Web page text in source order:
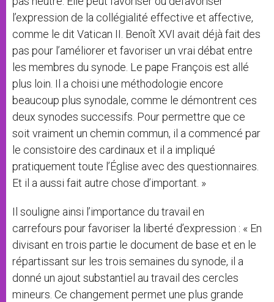
l’expression de la collégialité effective et affective,
comme le dit Vatican II. Benoît XVI avait déjà fait des
pas pour l’améliorer et favoriser un vrai débat entre
les membres du synode. Le pape François est allé
plus loin. Il a choisi une méthodologie encore
beaucoup plus synodale, comme le démontrent ces
deux synodes successifs. Pour permettre que ce
soit vraiment un chemin commun, il a commencé par
le consistoire des cardinaux et il a impliqué
pratiquement toute l’Église avec des questionnaires.
Et il a aussi fait autre chose d’important. »
Il souligne ainsi l’importance du travail en
carrefours pour favoriser la liberté d’expression : « En
divisant en trois partie le document de base et en le
répartissant sur les trois semaines du synode, il a
donné un ajout substantiel au travail des cercles
mineurs. Ce changement permet une plus grande